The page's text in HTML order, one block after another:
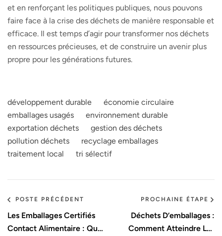
et en renforçant les politiques publiques, nous pouvons
faire face à la crise des déchets de manière responsable et
efficace. Il est temps d’agir pour transformer nos déchets
en ressources précieuses, et de construire un avenir plus
propre pour les générations futures.
développement durable
économie circulaire
emballages usagés
environnement durable
exportation déchets
gestion des déchets
pollution déchets
recyclage emballages
traitement local
tri sélectif
POSTE PRÉCÉDENT
Les Emballages Certifiés
Contact Alimentaire : Que
PROCHAINE ÉTAPE
Déchets D’emballages :
Comment Atteindre Les